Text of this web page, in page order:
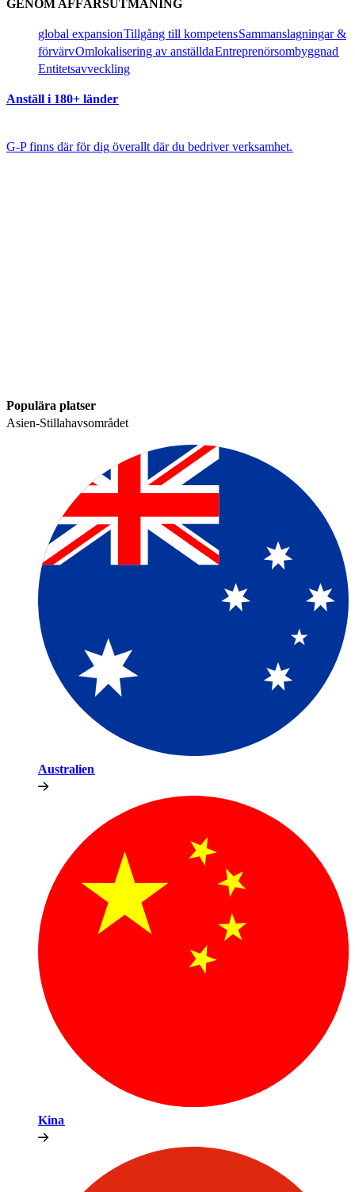
GENOM AFFÄRSUTMANING​​
global expansion​​Tillgång till kompetens​​Sammanslagningar &
förvärv​​Omlokalisering av anställda​​Entreprenörsombyggnad​​
Entitetsavveckling​​
Anställ i 180+ länder​​
G-P finns där för dig överallt där du bedriver verksamhet.​​
Populära platser​​
Asien-Stillahavsområdet​​
Australien​​
Kina​​